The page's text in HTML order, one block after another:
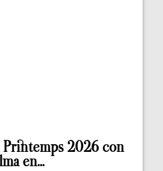
Printemps 2026 con
en...